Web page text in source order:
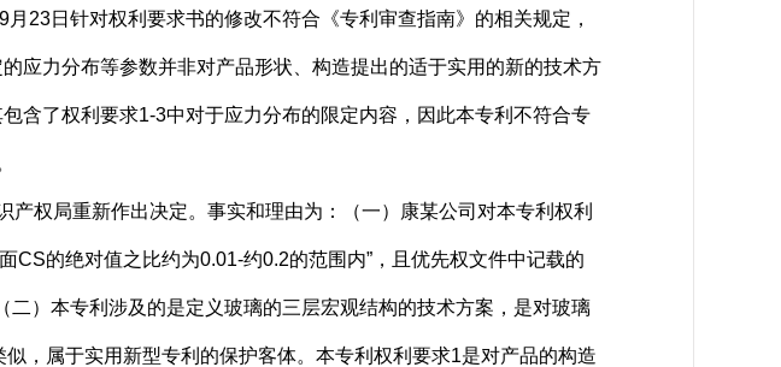
日针对权利要求书的修改不符合《专利审查指南》的相关规定，
应力分布等参数并非对产品形状、构造提出的适于实用的新的技术方
含了权利要求1-3中对于应力分布的限定内容，因此本专利不符合专
权局重新作出决定。事实和理由为：（一）康某公司对本专利权利
CS的绝对值之比约为0.01-约0.2的范围内”，且优先权文件中记载的
）本专利涉及的是定义玻璃的三层宏观结构的技术方案，是对玻璃
，属于实用新型专利的保护客体。本专利权利要求1是对产品的构造